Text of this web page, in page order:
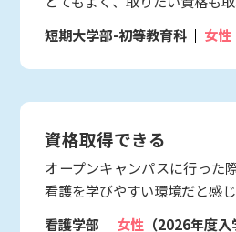
短期大学部-初等教育科
女性
資格取得できる
オープンキャンパスに行った
看護を学びやすい環境だと感
看護学部
女性 （2026年度入